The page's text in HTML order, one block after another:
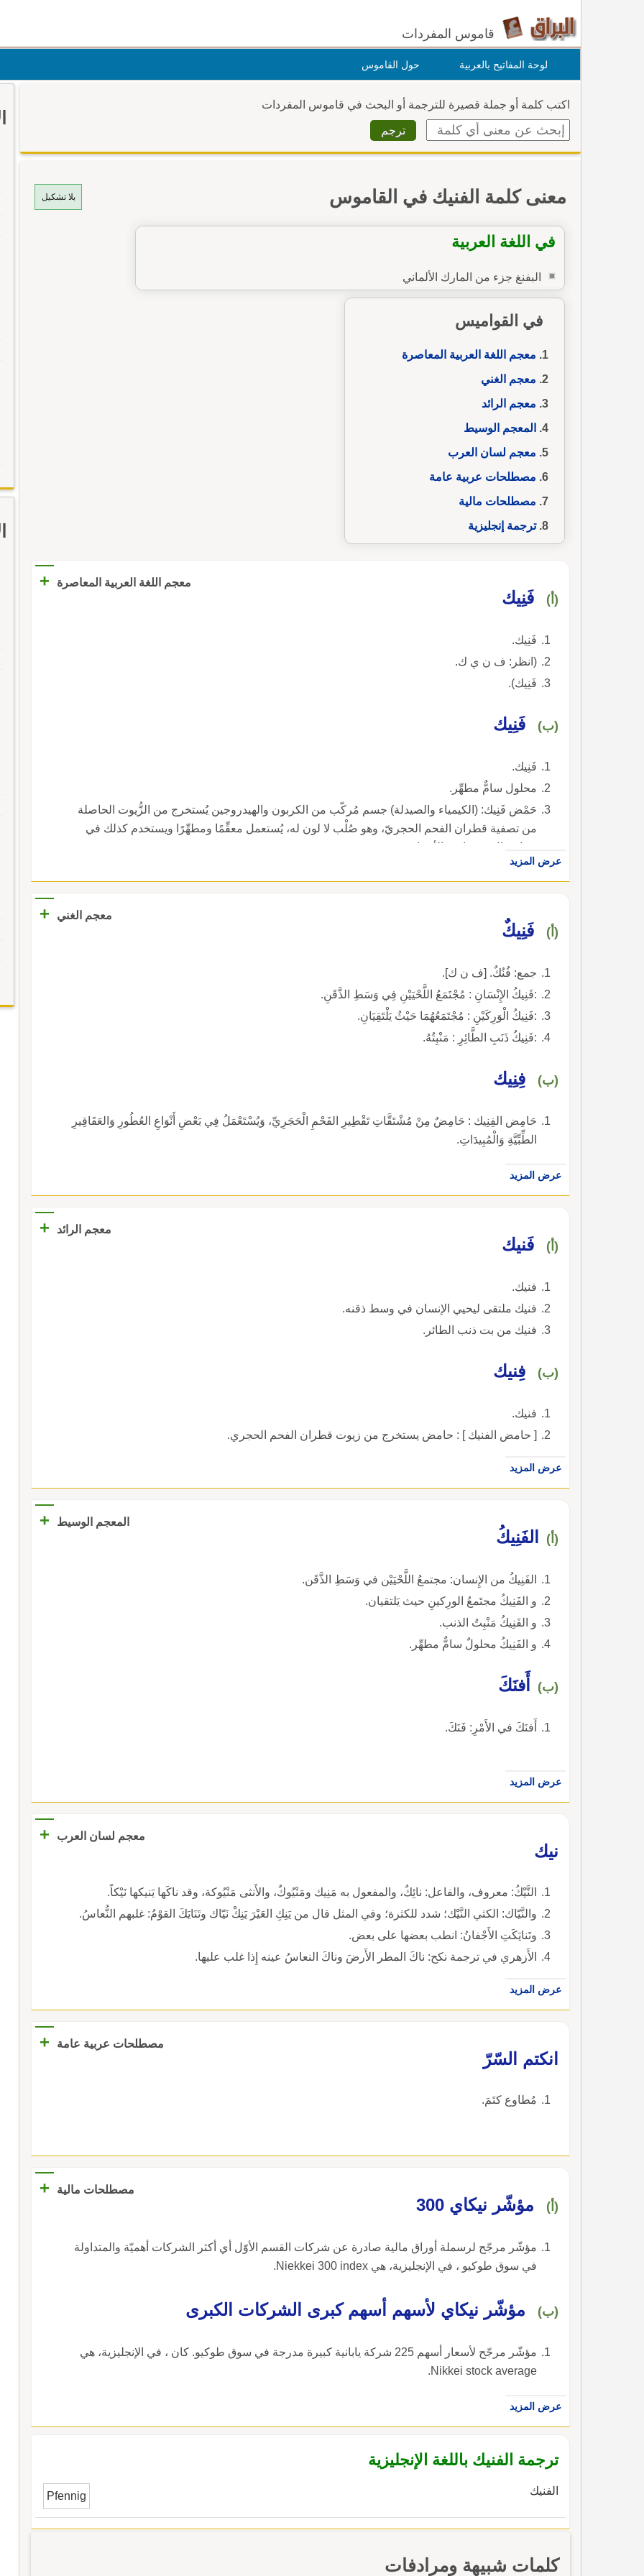
قاموس المفردات
لوحة المفاتيح بالعربية حول القاموس
اكتب كلمة أو جملة قصيرة للترجمة أو البحث في قاموس المفردات
بلا تشكيل معنى كلمة الفنيك في القاموس
في اللغة العربية
البفنغ جزء من المارك الألماني
في القواميس
معجم اللغة العربية المعاصرة
معجم الغني
معجم الرائد
المعجم الوسيط
معجم لسان العرب
مصطلحات عربية عامة
مصطلحات مالية
ترجمة إنجليزية
معجم اللغة العربية المعاصرة +
(أ) فَنِيك
فَنِيك.
(انظر: ف ن ي ك.
فَنِيك).
(ب) فَنِيك
فَنِيك.
محلول سامٌّ مطهِّر.
حَمْض فَنِيك: (الكيمياء والصيدلة) جسم مُركّب من الكربون والهيدروجين يُستخرج من الزُّيوت الحاصلة
من تصفية قطران الفحم الحجريّ، وهو صُلْب لا لون له، يُستعمل معقِّمًا ومطهِّرًا ويستخدم كذلك في
صناعة المفرقعات والأصباغ.
عرض المزيد
معجم الغني +
(أ) فَنِيكٌ
جمع: فُنُكٌ. [ف ن ك].
:فَنِيكُ الإِنْسَانِ : مُجْتَمَعُ اللَّحْيَيْنِ فِي وَسَطِ الذَّقَنِ.
:فَنِيكُ الْوَرِكَيْنِ : مُجْتَمَعُهُمَا حَيْثُ يَلْتَقِيَانِ.
:فَنِيكُ ذَنَبِ الطَّائِرِ : مَنْبِتُهُ.
(ب) فِنِيك
حَامِض الفِنِيك : حَامِضٌ مِنْ مُشْتَقَّاتِ تَقْطِيرِ الفَحْمِ الْحَجَرِيِّ، وَيُسْتَعْمَلُ فِي بَعْضِ أَنْوَاعِ العُطُورِ وَالعَقَاقِيرِ
الطِّبِّيَّةِ وَالْمُبِيدَاتِ.
عرض المزيد
معجم الرائد +
(أ) فَنيك
فنيك.
فنيك ملتقى ليحيي الإنسان في وسط ذقنه.
فنيك من بت ذنب الطائر.
(ب) فِنيك
فنيك.
[ حامض الفنيك ] : حامض يستخرج من زيوت قطران الفحم الحجري.
عرض المزيد
المعجم الوسيط +
(أ) الفَنِيكُ
الفَنِيكُ من الإِنسان: مجتمعُ اللَّحْيَيْن في وَسَطِ الذَّقَن.
و الفَنِيكُ مجتَمعُ الورِكينِ حيث يَلتقيان.
و الفَنِيكُ مَنْبِتُ الذنب.
و الفَنِيكُ محلولٌ سامٌّ مطهِّر.
(ب) أَفنَكَ
أَفنَكَ في الأَمْرِ: فَنَكَ.
عرض المزيد
معجم لسان العرب
+
نيك
النَّيْكُ: معروف، والفاعل: نائِكٌ، والمفعول به مَنِيك ومَنْيُوكٌ، والأَنثى مَنْيُوكة، وقد ناكَها يَنيكها نَيْكاً.
والنَّيّاك: الكثي النَّيْك؛ شدد للكثرة؛ وفي المثل قال من يَنِكِ العَيْرَ يَنِكْ نَيّاك وتَنَايَكَ القوْمُ: غلبهم النُّعاسُ.
وتَنايَكَتِ الأَجْفانُ: انطب بعضها على بعض.
الأَزهري في ترجمة نكح: ناكَ المطر الأَرضَ وناكَ النعاسُ عينه إِذا غلب عليها.
عرض المزيد
مصطلحات عربية عامة
+
انكتم السّرّ
مُطاوع كتَمَ.
مصطلحات مالية +
(أ) مؤشّر نيكاي 300
مؤشّر مرجّح لرسملة أوراق مالية صادرة عن شركات القسم الأوّل أي أكثر الشركات أهميّة والمتداولة
في سوق طوكيو ، في الإنجليزية، هي Niekkei 300 index.
(ب) مؤشّر نيكاي لأسهم أسهم كبرى الشركات الكبرى
مؤشّر مرجّح لأسعار أسهم 225 شركة يابانية كبيرة مدرجة في سوق طوكيو. كان ، في الإنجليزية، هي
Nikkei stock average.
عرض المزيد
ترجمة الفنيك باللغة الإنجليزية
الفنيك Pfennig
كلمات شبيهة ومرادفات